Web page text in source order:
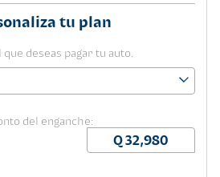
tu plan
que deseas pagar tu auto.
del enganche: